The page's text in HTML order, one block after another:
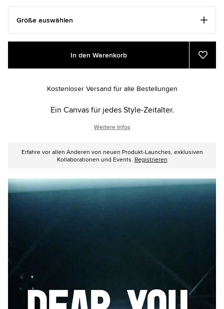
Größe auswählen
Add
cart
Product
In den Warenkorb
Zu
Kostenloser Versand für alle Bestellungen
Ein Canvas für jedes Style-Zeitalter.
Weitere Infos
Erfahre vor allen Anderen von neuen Produkt-Launches, exklusiven
Kollaborationen und Events. Registrieren